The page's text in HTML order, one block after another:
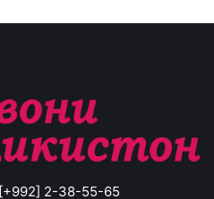
[+992] 2-38-55-65